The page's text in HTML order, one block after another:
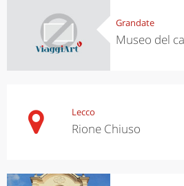
Grandate
Museo del
Lecco
Rione Chiuso